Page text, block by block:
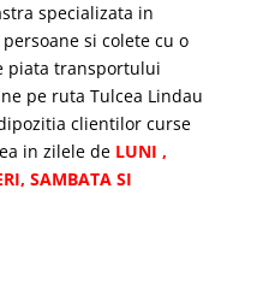
specializata in
si colete cu o
piata transportului
pe ruta Tulcea Lindau
clientilor curse
in zilele deLUNI ,
SAMBATA SI